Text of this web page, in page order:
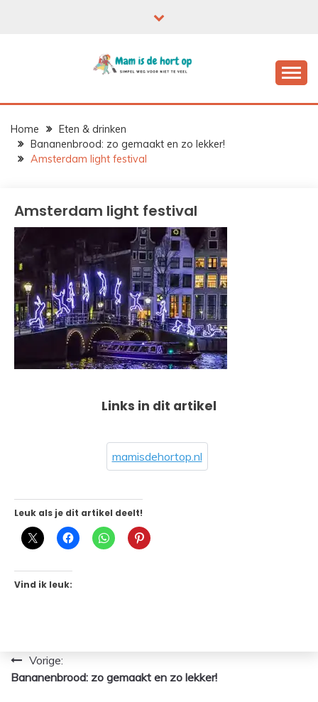
Home
Eten & drinken
Bananenbrood: zo gemaakt en zo lekker!
Amsterdam light festival
Amsterdam light festival
Links in dit artikel
mamisdehortop.nl
Leuk als je dit artikel deelt!
Vind ik leuk:
Bericht
navigatie
Vorige:
Bananenbrood: zo gemaakt en zo lekker!